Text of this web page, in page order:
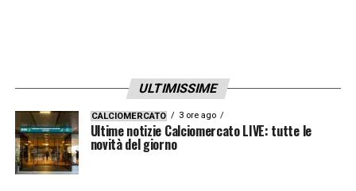
ULTIMISSIME
CALCIOMERCATO 3 ore ago
Ultime notizie Calciomercato LIVE: tutte le
novità del giorno